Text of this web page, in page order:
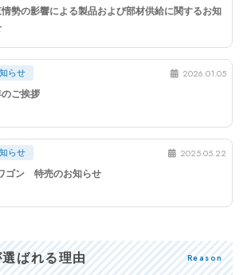
勢の影響による製品および部材供給に関するお知
らせ 2026.01.05
ご挨拶
らせ 2025.05.22
ゴン 特売のお知らせ
ばれる理由 Reason